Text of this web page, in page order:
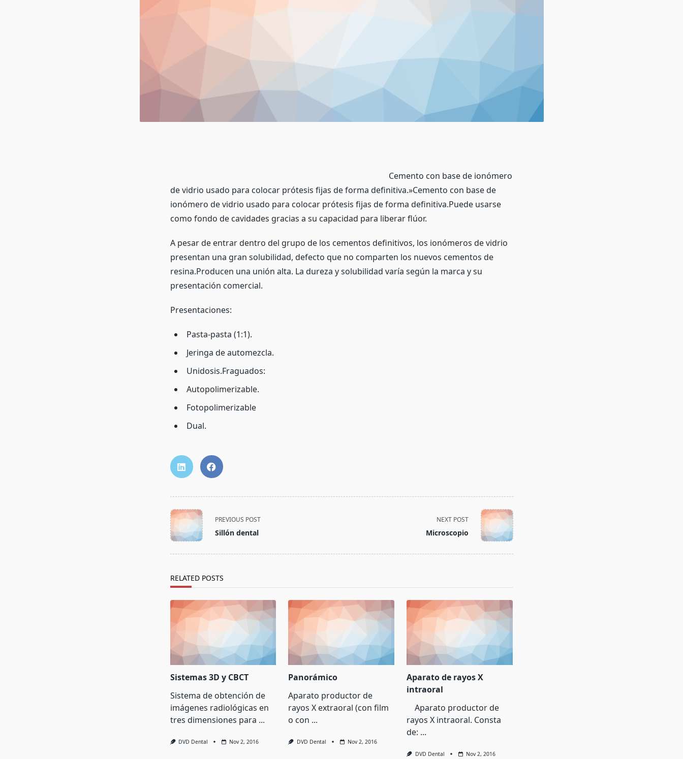
Cemento con base de ionómero
de vidrio usado para colocar prótesis fijas de forma definitiva.»Cemento con base de
ionómero de vidrio usado para colocar prótesis fijas de forma definitiva.Puede usarse
como fondo de cavidades gracias a su capacidad para liberar flúor.
A pesar de entrar dentro del grupo de los cementos definitivos, los ionómeros de vidrio
presentan una gran solubilidad, defecto que no comparten los nuevos cementos de
resina.Producen una unión alta. La dureza y solubilidad varía según la marca y su
presentación comercial.
Presentaciones:
Pasta-pasta (1:1).
Jeringa de automezcla.
Unidosis.Fraguados:
Autopolimerizable.
Fotopolimerizable
Dual.
<span
class="nav-
subtitle
screen-
text">Page</span>
PREVIOUS POST
Sillón dental
NEXT POST
Microscopio
RELATED POSTS
Sistemas 3D y CBCT
Sistema de obtención de
imágenes radiológicas en
tres dimensiones para ...
DVD Dental Nov 2, 2016
Panorámico
Aparato productor de
rayos X extraoral (con film
o con ...
DVD Dental Nov 2, 2016
Aparato de rayos X
intraoral
Aparato productor de
rayos X intraoral. Consta
de: ...
DVD Dental Nov 2, 2016